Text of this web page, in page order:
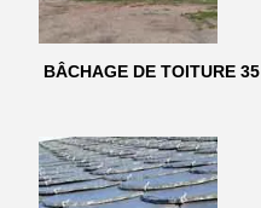
BÂCHAGE DE TOITURE 35